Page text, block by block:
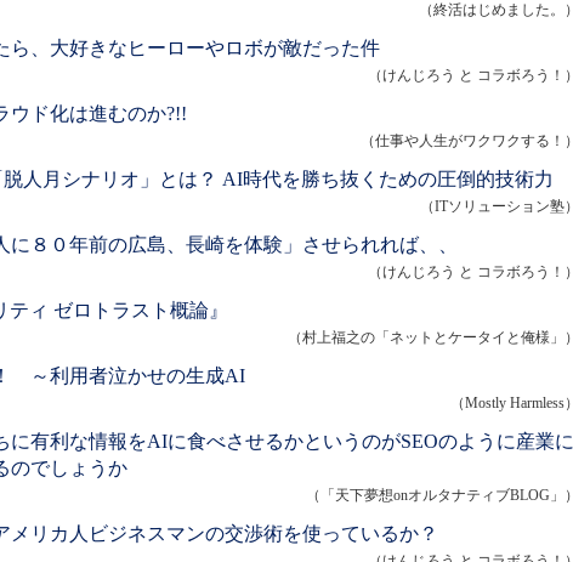
（終活はじめました。）
ら、大好きなヒーローやロボが敵だった件
（けんじろう と コラボろう！）
ウド化は進むのか?!!
（仕事や人生がワクワクする！）
脱人月シナリオ」とは？ AI時代を勝ち抜くための圧倒的技術力
（ITソリューション塾）
に８０年前の広島、長崎を体験」させられれば、、
（けんじろう と コラボろう！）
ィ ゼロトラスト概論』
（村上福之の「ネットとケータイと俺様」）
～利用者泣かせの生成AI
（Mostly Harmless）
に有利な情報をAIに食べさせるかというのがSEOのように産業に
のでしょうか
（「天下夢想onオルタナティブBLOG」）
メリカ人ビジネスマンの交渉術を使っているか？